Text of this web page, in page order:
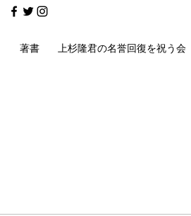
著書 上杉隆君の名誉回復を祝う会